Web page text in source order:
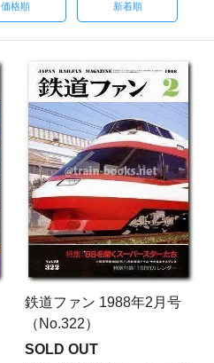
価格順 新着順
鉄道ファン 1988年2月号
（No.322）
SOLD OUT